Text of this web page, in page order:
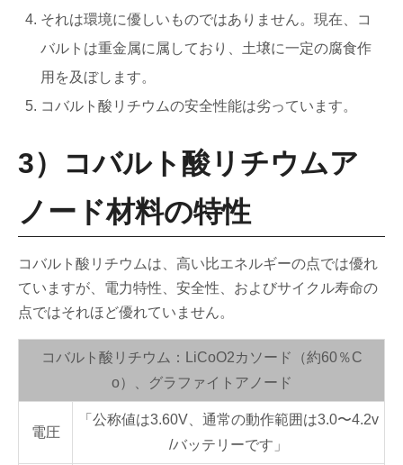
それは環境に優しいものではありません。現在、コ
バルトは重金属に属しており、土壌に一定の腐食作
用を及ぼします。
コバルト酸リチウムの安全性能は劣っています。
3）コバルト酸リチウムア
ノード材料の特性
コバルト酸リチウムは、高い比エネルギーの点では優れ
ていますが、電力特性、安全性、およびサイクル寿命の
点ではそれほど優れていません。
コバルト酸リチウム：LiCoO2カソード（約60％C
o）、グラファイトアノード
電圧
「公称値は3.60V、通常の動作範囲は3.0〜4.2v
/バッテリーです」